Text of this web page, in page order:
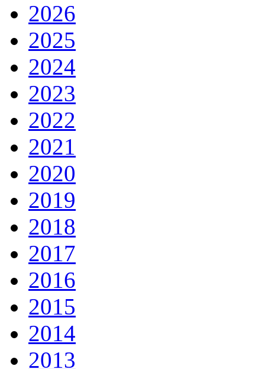
2026
2025
2024
2023
2022
2021
2020
2019
2018
2017
2016
2015
2014
2013